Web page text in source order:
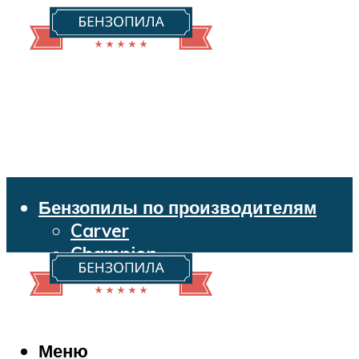
Бензопилы по производителям
Carver
Champion
Echo
Husqvarna
Makita
Меню